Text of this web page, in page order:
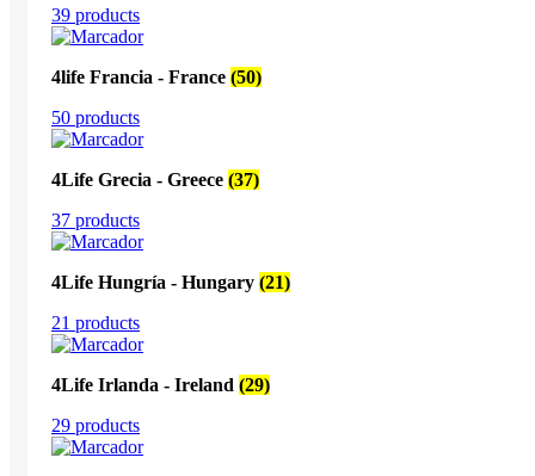
39 products
4life Francia - France (50)
50 products
4Life Grecia - Greece (37)
37 products
4Life Hungría - Hungary (21)
21 products
4Life Irlanda - Ireland (29)
29 products